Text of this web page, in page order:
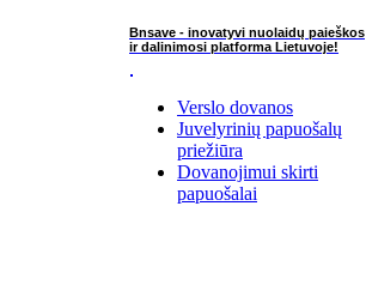
Bnsave - inovatyvi nuolaidų paieškos
ir dalinimosi platforma Lietuvoje!
Verslo dovanos
Juvelyrinių papuošalų
priežiūra
Dovanojimui skirti
papuošalai